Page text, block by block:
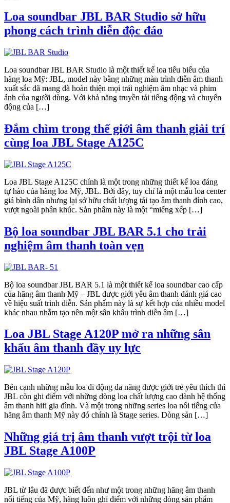
Loa soundbar JBL BAR Studio sở hữu
phong cách trình diễn độc đáo
Loa soundbar JBL BAR Studio là một thiết kế loa tiêu biểu của
hãng loa Mỹ: JBL, model này bằng những màn trình diễn âm thanh
xuất sắc đã mang đã hoàn thiện mọi trải nghiệm âm nhạc và phim
ảnh của người dùng. Với khả năng truyền tải tiếng động và chuyển
động của […]
Đắm chìm trong thế giới âm thanh giải trí
cùng loa JBL Stage A125C
Loa JBL Stage A125C chính là một trong những thiết kế loa đáng
tự hào của hãng loa Mỹ, JBL. Bởi đây, tuy chỉ là một mẫu loa center
giá bình dân nhưng lại sở hữu chất lượng tái tạo âm thanh đỉnh cao,
vượt ngoài phân khúc. Sản phẩm này là một “miếng xếp […]
Bộ loa soundbar JBL BAR 5.1 cho trải
nghiệm âm thanh toàn vẹn
Bộ loa soundbar JBL BAR 5.1 là một thiết kế loa soundbar cao cấp
của hãng âm thanh Mỹ – JBL được giới yêu âm thanh đánh giá cao
về hiệu suất trình diễn. Sản phẩm này là sự kết hợp của nhiều model
khác nhau nhằm tạo nên một sân khấu trình diễn âm […]
Loa JBL Stage A120P mở ra những sân
khấu âm thanh đầy uy lực
Bên cạnh những mẫu loa di động đa năng được giới trẻ yêu thích thì
JBL còn ghi điểm với những dòng loa chất lượng cao dành hệ thống
âm thanh hifi gia đình. Và một trong những series loa nổi tiếng của
hãng âm thanh Mỹ này đó chính là Stage series. Dòng sản […]
Những giá trị âm thanh vượt trội từ loa
JBL Stage A100P
JBL từ lâu đã được biết đến như một trong những hãng âm thanh
nổi tiếng của Mỹ, hãng luôn ghi điểm với những dòng sản phẩm